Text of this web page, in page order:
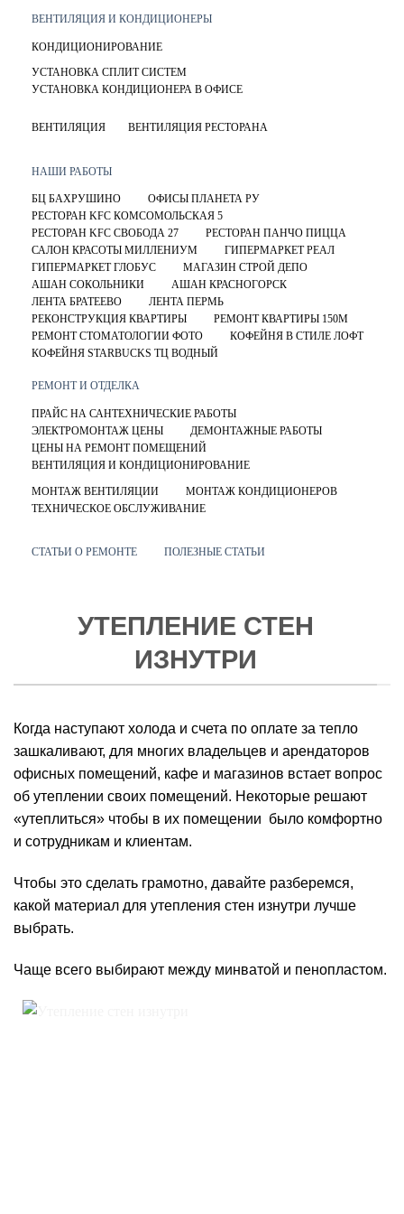
ВЕНТИЛЯЦИЯ И КОНДИЦИОНЕРЫ
КОНДИЦИОНИРОВАНИЕ
УСТАНОВКА СПЛИТ СИСТЕМ
УСТАНОВКА КОНДИЦИОНЕРА В ОФИСЕ
ВЕНТИЛЯЦИЯ ВЕНТИЛЯЦИЯ РЕСТОРАНА
НАШИ РАБОТЫ
БЦ БАХРУШИНО
ОФИСЫ ПЛАНЕТА РУ
РЕСТОРАН KFC КОМСОМОЛЬСКАЯ 5
РЕСТОРАН KFC СВОБОДА 27
РЕСТОРАН ПАНЧО ПИЦЦА
САЛОН КРАСОТЫ МИЛЛЕНИУМ
ГИПЕРМАРКЕТ РЕАЛ
ГИПЕРМАРКЕТ ГЛОБУС
МАГАЗИН СТРОЙ ДЕПО
АШАН СОКОЛЬНИКИ
АШАН КРАСНОГОРСК
ЛЕНТА БРАТЕЕВО
ЛЕНТА ПЕРМЬ
РЕКОНСТРУКЦИЯ КВАРТИРЫ
РЕМОНТ КВАРТИРЫ 150М
РЕМОНТ СТОМАТОЛОГИИ ФОТО
КОФЕЙНЯ В СТИЛЕ ЛОФТ
КОФЕЙНЯ STARBUCKS ТЦ ВОДНЫЙ
РЕМОНТ И ОТДЕЛКА
ПРАЙС НА САНТЕХНИЧЕСКИЕ РАБОТЫ
ЭЛЕКТРОМОНТАЖ ЦЕНЫ
ДЕМОНТАЖНЫЕ РАБОТЫ
ЦЕНЫ НА РЕМОНТ ПОМЕЩЕНИЙ
ВЕНТИЛЯЦИЯ И КОНДИЦИОНИРОВАНИЕ
МОНТАЖ ВЕНТИЛЯЦИИ
МОНТАЖ КОНДИЦИОНЕРОВ
ТЕХНИЧЕСКОЕ ОБСЛУЖИВАНИЕ
СТАТЬИ О РЕМОНТЕ ПОЛЕЗНЫЕ СТАТЬИ
УТЕПЛЕНИЕ СТЕН
ИЗНУТРИ
Когда наступают холода и счета по оплате за тепло
зашкаливают, для многих владельцев и арендаторов
офисных помещений, кафе и магазинов встает вопрос
об утеплении своих помещений. Некоторые решают
«утеплиться» чтобы в их помещении было комфортно
и сотрудникам и клиентам.
Чтобы это сделать грамотно, давайте разберемся,
какой материал для утепления стен изнутри лучше
выбрать.
Чаще всего выбирают между минватой и пенопластом.